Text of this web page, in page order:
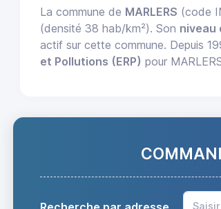
La commune de MARLERS (code
(densité 38 hab/km²). Son niveau
actif sur cette commune. Depuis
et Pollutions (ERP) pour